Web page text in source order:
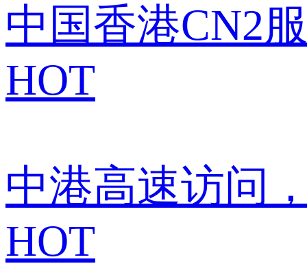
中国香港CN2
HOT
中港高速访问
HOT